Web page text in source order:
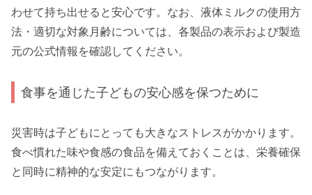
わせて持ち出せると安心です。なお、液体ミルクの使用方
法・適切な対象月齢については、各製品の表示および製造
元の公式情報を確認してください。
食事を通じた子どもの安心感を保つために
災害時は子どもにとっても大きなストレスがかかります。
食べ慣れた味や食感の食品を備えておくことは、栄養確保
と同時に精神的な安定にもつながります。